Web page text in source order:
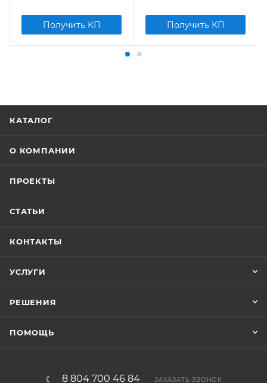
Получить КП Получить КП
КАТАЛОГ
О КОМПАНИИ
ПРОЕКТЫ
СТАТЬИ
КОНТАКТЫ
УСЛУГИ
РЕШЕНИЯ
ПОМОЩЬ
8 804 700 46 84 ЗАКАЗАТЬ ЗВОНОК